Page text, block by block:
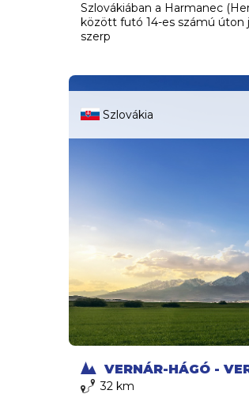
Szlovákiában a Harmanec
között futó 14-es számú úton
szerp
VERNÁR-HÁGÓ -
Szlovákia
32 km